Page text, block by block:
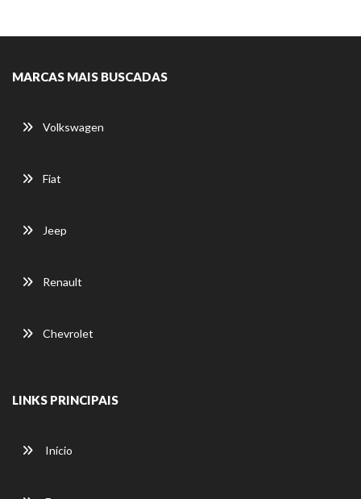
MARCAS MAIS BUSCADAS
Volkswagen
Fiat
Jeep
Renault
Chevrolet
LINKS PRINCIPAIS
Início